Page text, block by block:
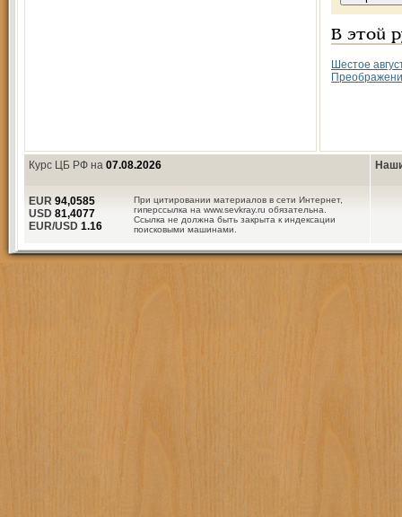
В этой
Шестое
Курс ЦБ РФ на 07.08.2026
При цитировании материалов в сети Интернет,
гиперссылка на www.sevkray.ru обязательна.
Ссылка не должна быть закрыта к индексации
поисковыми машинами.
EUR 94,0585
USD 81,4077
EUR/USD 1.16